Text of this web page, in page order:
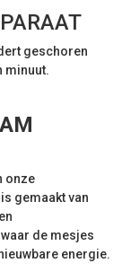
geschoren
minuut.
onze
gemaakt van
de mesjes
energie.